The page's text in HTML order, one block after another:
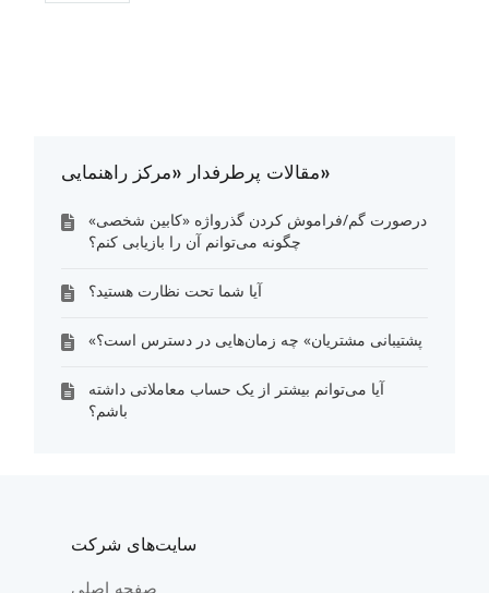
مقالات پرطرفدار «مرکز راهنمایی»
درصورت گم/فراموش کردن گذرواژه «کابین شخصی»
چگونه می‌توانم آن را بازیابی کنم؟
آیا شما تحت نظارت هستید؟
«پشتیبانی مشتریان» چه زمان‌هایی در دسترس است؟
آیا می‌توانم بیشتر از یک حساب معاملاتی داشته
باشم؟
سایت‌های شرکت
صفحه اصلی